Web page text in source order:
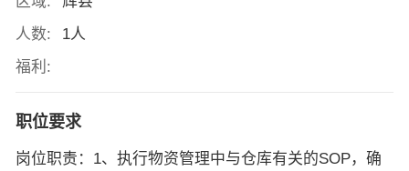
人数:
1人
福利:
职位要求
岗位职责：1、执行物资管理中与仓库有关的SOP，确